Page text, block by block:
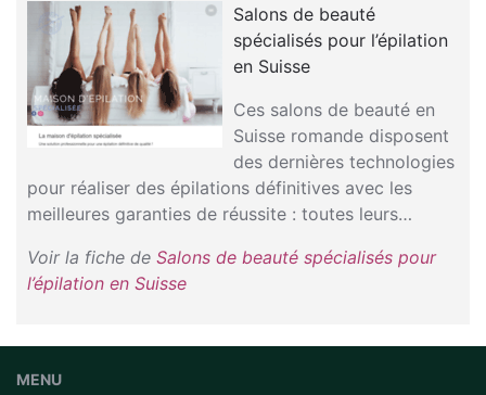
Salons de beauté
spécialisés pour l’épilation
en Suisse
Ces salons de beauté en
Suisse romande disposent
des dernières technologies
pour réaliser des épilations définitives avec les
meilleures garanties de réussite : toutes leurs…
Voir la fiche de Salons de beauté spécialisés pour
l’épilation en Suisse
MENU